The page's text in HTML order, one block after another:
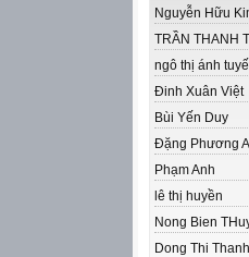
Nguyễn Hữu
TRẦN THANH
ngô thị ánh
Đinh Xuân Việt
Bùi Yến Duy
Đặng Phương
Phạm Anh
lê thị huyền
Nong Bien
Dong Thi